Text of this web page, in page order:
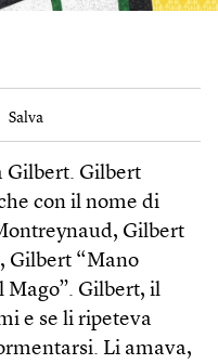
Gilbert. Gilbert
con il nome di
Gilbert
Gilbert “Mano
Mago”. Gilbert, il
e se li ripeteva
Li amava,